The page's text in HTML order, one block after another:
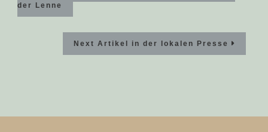
der Lenne
Next
Next
Artikel in der lokalen Presse